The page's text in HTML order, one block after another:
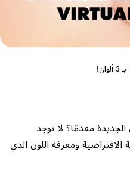
مقدمًا؟ لا توجد
ومعرفة اللون الذي